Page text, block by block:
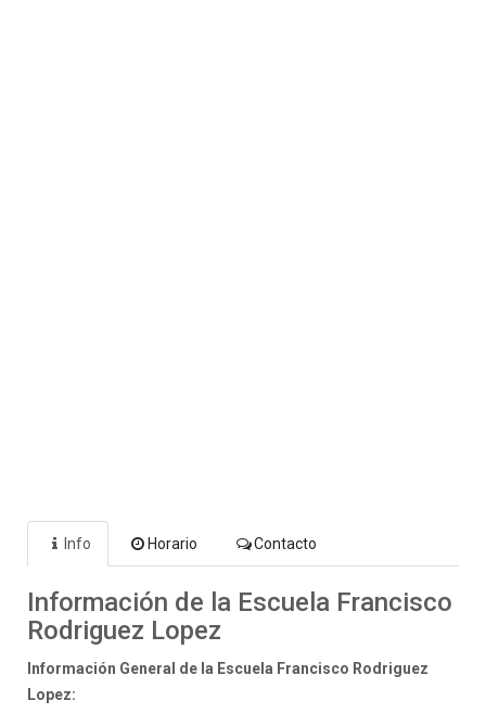
Info Horario Contacto
Información de la Escuela Francisco
Rodriguez Lopez
Información General de la Escuela Francisco Rodriguez
Lopez: